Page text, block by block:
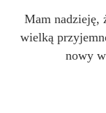
Mam nadzieję,
wielką
nowy